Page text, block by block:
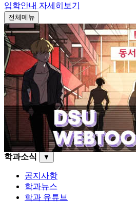
입학안내 자세히보기
전체메뉴
학과소식 ▼
공지사항
학과뉴스
학과 유튜브